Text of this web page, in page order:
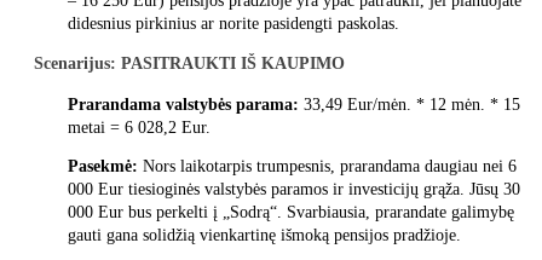
didesnius pirkinius ar norite pasidengti paskolas.
Scenarijus: PASITRAUKTI IŠ KAUPIMO
Prarandama valstybės parama: 33,49 Eur/mėn. * 12 mėn. * 15
metai = 6 028,2 Eur.
Pasekmė: Nors laikotarpis trumpesnis, prarandama daugiau nei 6
000 Eur tiesioginės valstybės paramos ir investicijų grąža. Jūsų 30
000 Eur bus perkelti į „Sodrą“. Svarbiausia, prarandate galimybę
gauti gana solidžią vienkartinę išmoką pensijos pradžioje.